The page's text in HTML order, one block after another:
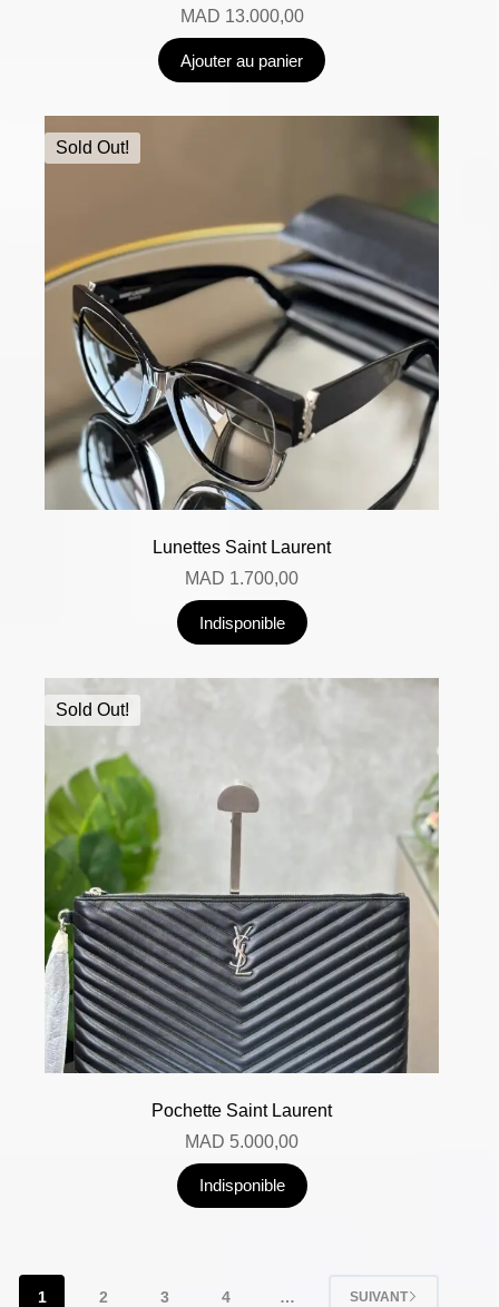
MAD 13.000,00
Ajouter au panier
Sold Out!
Lunettes Saint Laurent
MAD 1.700,00
Indisponible
Sold Out!
Pochette Saint Laurent
MAD 5.000,00
Indisponible
1 2 3 4 … SUIVANT